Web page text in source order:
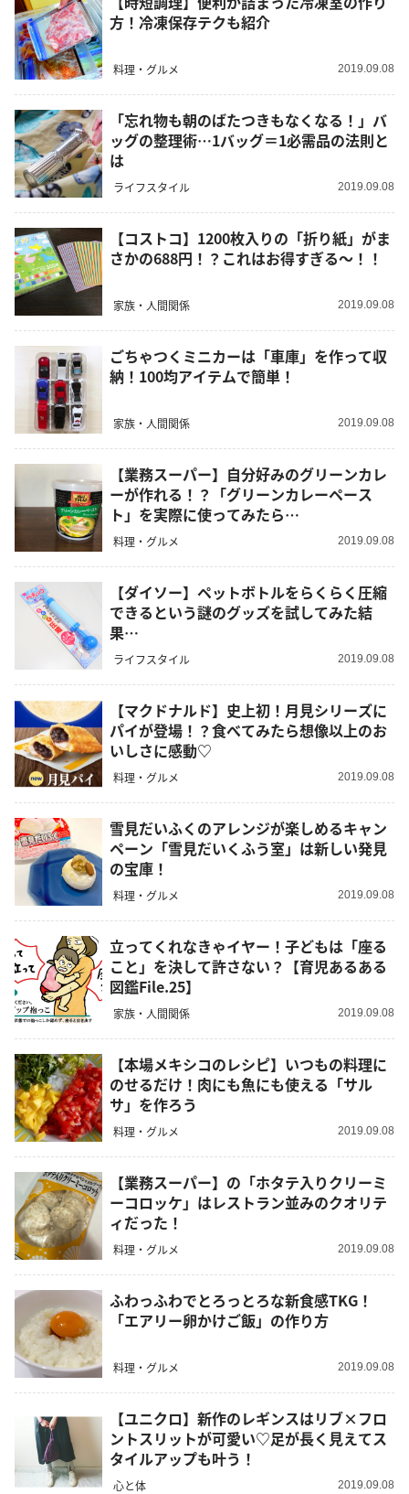
方！冷凍保存テクも紹介
料理・グルメ 2019.09.08
「忘れ物も朝のばたつきもなくなる！」バ
ッグの整理術…1バッグ＝1必需品の法則と
は
ライフスタイル 2019.09.08
【コストコ】1200枚入りの「折り紙」がま
さかの688円！？これはお得すぎる～！！
家族・人間関係 2019.09.08
ごちゃつくミニカーは「車庫」を作って収
納！100均アイテムで簡単！
家族・人間関係 2019.09.08
【業務スーパー】自分好みのグリーンカレ
ーが作れる！？「グリーンカレーペース
ト」を実際に使ってみたら…
料理・グルメ 2019.09.08
【ダイソー】ペットボトルをらくらく圧縮
できるという謎のグッズを試してみた結
果…
ライフスタイル 2019.09.08
【マクドナルド】史上初！月見シリーズに
パイが登場！？食べてみたら想像以上のお
いしさに感動♡
料理・グルメ 2019.09.08
雪見だいふくのアレンジが楽しめるキャン
ペーン「雪見だいくふう室」は新しい発見
の宝庫！
料理・グルメ 2019.09.08
立ってくれなきゃイヤー！子どもは「座る
こと」を決して許さない？【育児あるある
図鑑File.25】
家族・人間関係 2019.09.08
【本場メキシコのレシピ】いつもの料理に
のせるだけ！肉にも魚にも使える「サル
サ」を作ろう
料理・グルメ 2019.09.08
【業務スーパー】の「ホタテ入りクリーミ
ーコロッケ」はレストラン並みのクオリテ
ィだった！
料理・グルメ 2019.09.08
ふわっふわでとろっとろな新食感TKG！
「エアリー卵かけご飯」の作り方
料理・グルメ 2019.09.08
【ユニクロ】新作のレギンスはリブ×フロ
ントスリットが可愛い♡足が長く見えてス
タイルアップも叶う！
心と体 2019.09.08